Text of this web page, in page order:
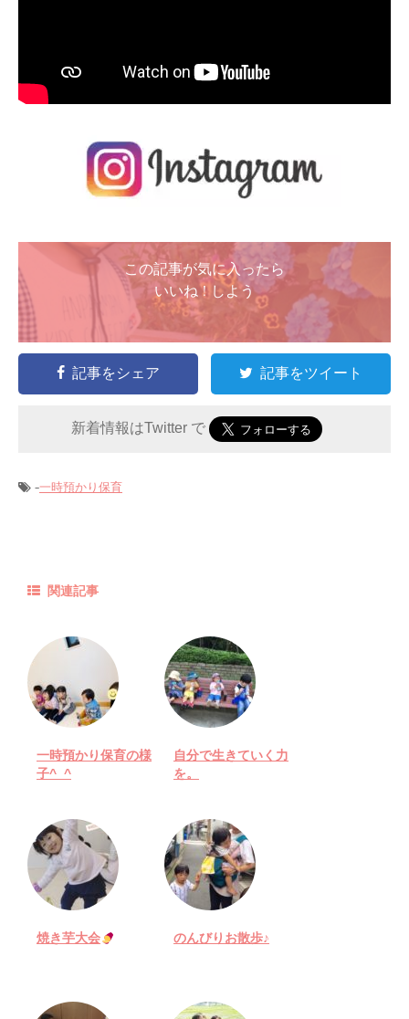
この記事が気に入ったら
いいね ! しよう
記事をシェア 記事をツイート
新着情報はTwitter で
-一時預かり保育
関連記事
一時預かり保育の様
子^_^
自分で生きていく力
を。
焼き芋大会 のんびりお散歩♪